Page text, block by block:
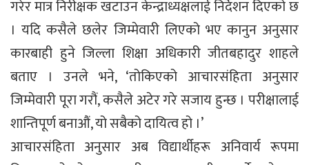
गरेर मात्र निरीक्षक खटाउन केन्द्राध्यक्षलाई निर्देशन दिएको छ
। यदि कसैले छलेर जिम्मेवारी लिएको भए कानुन अनुसार
कारबाही हुने जिल्ला शिक्षा अधिकारी जीतबहादुर शाहले
बताए । उनले भने, ‘तोकिएको आचारसंहिता अनुसार
जिम्मेवारी पूरा गरौं, कसैले अटेर गरे सजाय हुन्छ । परीक्षालाई
शान्तिपूर्ण बनाऔं, यो सबैको दायित्व हो ।’
आचारसंहिता अनुसार अब विद्यार्थीहरू अनिवार्य रूपमा